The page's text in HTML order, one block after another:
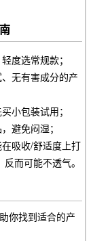
度选常规款；
无有害成分的产
小包装试用；
避免闷湿；
吸收/舒适度上打
而可能不透气。
你找到适合的产